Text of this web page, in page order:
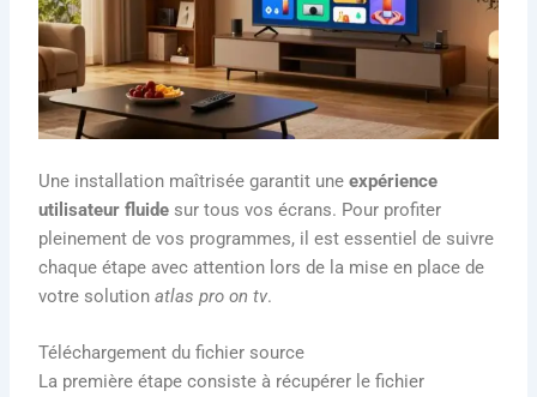
Une installation maîtrisée garantit uneexpérience
utilisateur fluide sur tous vos écrans. Pour profiter
pleinement de vos programmes, il est essentiel de suivre
chaque étape avec attention lors de la mise en place de
votre solutionatlas pro on tv.
Téléchargement du fichier source
La première étape consiste à récupérer le fichier